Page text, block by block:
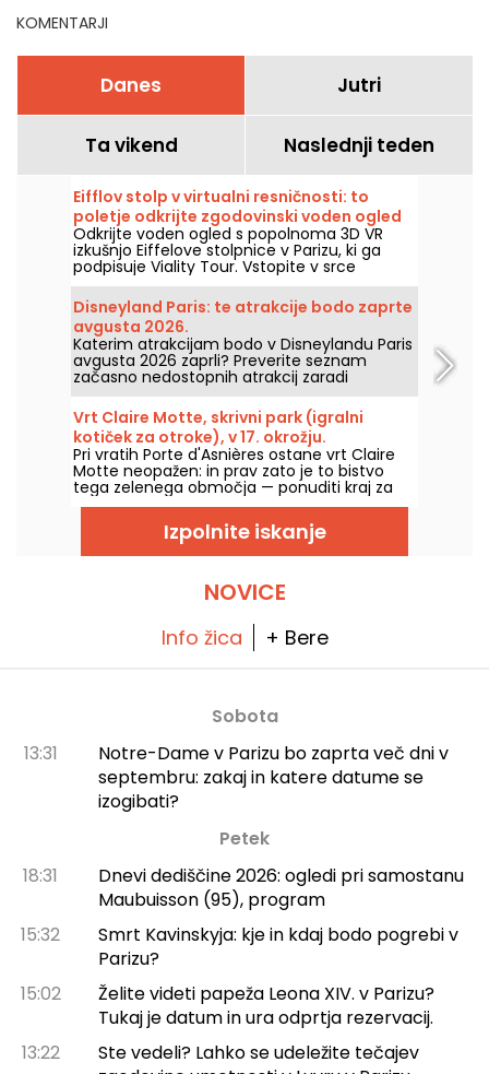
KOMENTARJI
Danes Jutri
Ta vikend Naslednji teden
Eifflov stolp v virtualni resničnosti: to
poletje odkrijte zgodovinski voden ogled
Viality Tour.
Odkrijte voden ogled s popolnoma 3D VR
izkušnjo Eiffelove stolpnice v Parizu, ki ga
podpisuje Viality Tour. Vstopite v srce
Champ de Marsa in oživite gradnjo ter
odprtje Dame de Fer leta 1889. Nova verzija,
še bolj zvesta kot kadarkoli prej, je izšla 31.
marca 2026. Ob tej priložnosti za vas imamo
promocijsko kodo! In da bi se lažje spoprijeli z
vročino, vsi njihovi ogledi potekajo v senci.
Disneyland Paris: te atrakcije bodo zaprte
avgusta 2026.
Katerim atrakcijam bodo v Disneylandu Paris
avgusta 2026 zaprli? Preverite seznam
začasno nedostopnih atrakcij zaradi
vzdrževanja ali obnove, da boste lahko
pripravili obisk v parkih Disney.
Vrt Claire Motte, skrivni park (igralni
kotiček za otroke), v 17. okrožju.
Pri vratih Porte d'Asnières ostane vrt Claire
Motte neopažen: in prav zato je to bistvo
tega zelenega območja — ponuditi kraj za
obnovitev energije, v popolnem miru.
Izpolnite iskanje
NOVICE
Info žica + Bere
Sobota
13:31
Notre-Dame v Parizu bo zaprta več dni v
septembru: zakaj in katere datume se
izogibati?
Petek
18:31
Dnevi dediščine 2026: ogledi pri samostanu
Maubuisson (95), program
15:32
Smrt Kavinskyja: kje in kdaj bodo pogrebi v
Parizu?
15:02
Želite videti papeža Leona XIV. v Parizu?
Tukaj je datum in ura odprtja rezervacij.
13:22
Ste vedeli? Lahko se udeležite tečajev